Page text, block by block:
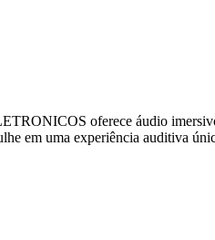
oferece áudio
em uma experiência auditiva